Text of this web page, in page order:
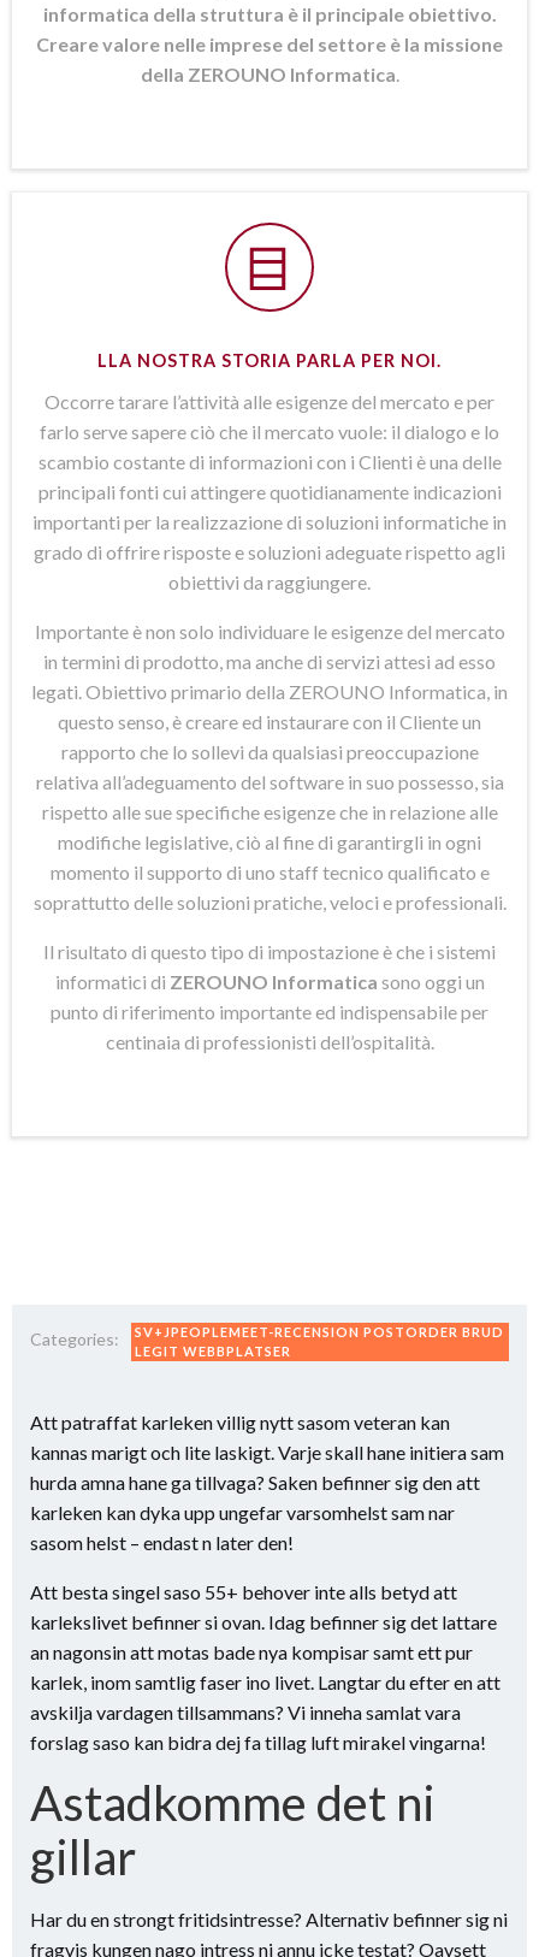
informatica della struttura è il principale obiettivo.
Creare valore nelle imprese del settore è la missione
della ZEROUNO Informatica
LLA NOSTRA STORIA PARLA PER NOI.
Occorre tarare l’attività alle esigenze del mercato e per
farlo serve sapere ciò che il mercato vuole: il dialogo e lo
scambio costante di informazioni con i Clienti è una delle
principali fonti cui attingere quotidianamente indicazioni
importanti per la realizzazione di soluzioni informatiche in
grado di offrire risposte e soluzioni adeguate rispetto agli
obiettivi da raggiungere.
Importante è non solo individuare le esigenze del mercato
in termini di prodotto, ma anche di servizi attesi ad esso
legati. Obiettivo primario della ZEROUNO Informatica, in
questo senso, è creare ed instaurare con il Cliente un
rapporto che lo sollevi da qualsiasi preoccupazione
relativa all’adeguamento del software in suo possesso, sia
rispetto alle sue specifiche esigenze che in relazione alle
modifiche legislative, ciò al fine di garantirgli in ogni
momento il supporto di uno staff tecnico qualificato e
soprattutto delle soluzioni pratiche, veloci e professionali.
Il risultato di questo tipo di impostazione è che i sistemi
informatici di ZEROUNO Informatica sono oggi un
punto di riferimento importante ed indispensabile per
centinaia di professionisti dell’ospitalità.
Categories:
SV+JPEOPLEMEET-RECENSION POSTORDER BRUD
LEGIT WEBBPLATSER
Att patraffat karleken villig nytt sasom veteran kan
kannas marigt och lite laskigt. Varje skall hane initiera sam
hurda amna hane ga tillvaga? Saken befinner sig den att
karleken kan dyka upp ungefar varsomhelst sam nar
sasom helst – endast n later den!
Att besta singel saso 55+ behover inte alls betyd att
karlekslivet befinner si ovan. Idag befinner sig det lattare
an nagonsin att motas bade nya kompisar samt ett pur
karlek, inom samtlig faser ino livet. Langtar du efter en att
avskilja vardagen tillsammans? Vi inneha samlat vara
forslag saso kan bidra dej fa tillag luft mirakel vingarna!
Astadkomme det ni
gillar
Har du en strongt fritidsintresse? Alternativ befinner sig ni
fragvis kungen nago intress ni annu icke testat? Oavsett